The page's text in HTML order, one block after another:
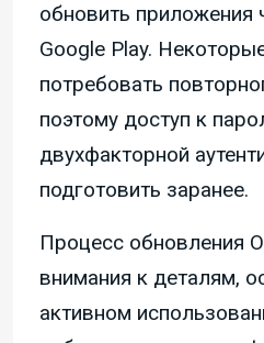
обновить приложения
Google Play.
потребовать
поэтому доступ к
двухфакторной
подготовить заранее.
Процесс обновления
внимания к деталям,
активном